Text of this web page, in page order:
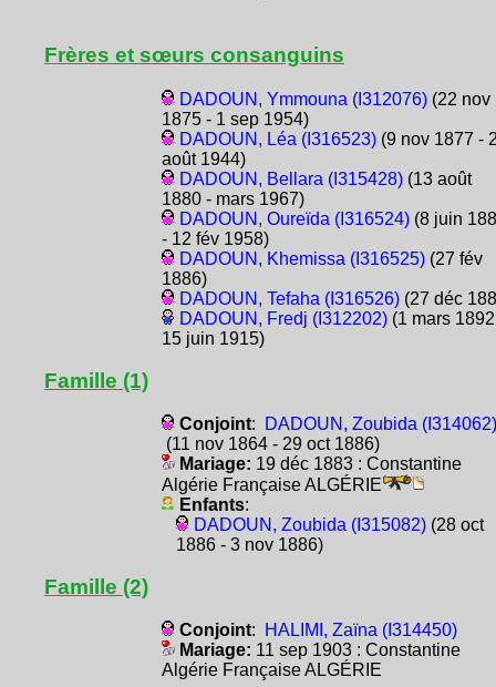
Frères et sœurs consanguins
DADOUN, Ymmouna (I312076)(22 nov
1875 - 1 sep 1954)
DADOUN, Léa (I316523)(9 nov 1877 -
août 1944)
DADOUN, Bellara (I315428)(13 août
1880 - mars 1967)
DADOUN, Oureïda (I316524)(8 juin
- 12 fév 1958)
DADOUN, Khemissa (I316525)(27 fév
1886)
DADOUN, Tefaha (I316526)(27 déc
DADOUN, Fredj (I312202)(1 mars
15 juin 1915)
Famille (1)
Conjoint:
DADOUN, Zoubida (I314062)
(11 nov 1864 - 29 oct 1886)
Mariage: 19 déc 1883 : Constantine
Algérie Française ALGÉRIE
Enfants:
DADOUN, Zoubida (I315082)(28 oct
1886 - 3 nov 1886)
Famille (2)
Conjoint:
HALIMI, Zaïna (I314450)
Mariage: 11 sep 1903 : Constantine
Algérie Française ALGÉRIE